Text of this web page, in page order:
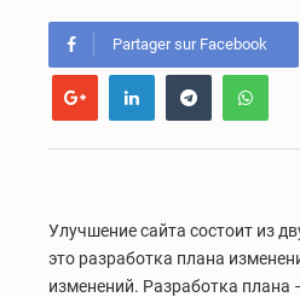
Partager sur Facebook
Улучшение сайта состоит из
это разработка плана
изменений. Разработка плана